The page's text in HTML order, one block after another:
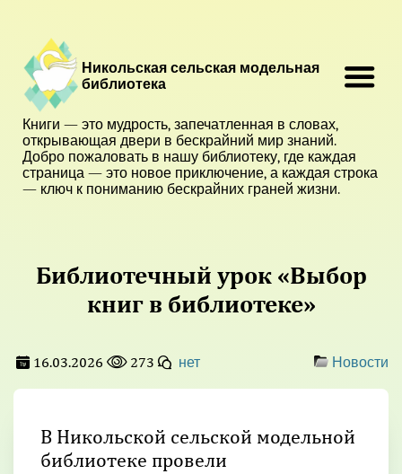
Никольская сельская модельная
библиотека
Книги — это мудрость, запечатленная в словах,
открывающая двери в бескрайний мир знаний.
Добро пожаловать в нашу библиотеку, где каждая
страница — это новое приключение, а каждая строка
— ключ к пониманию бескрайних граней жизни.
Библиотечный урок «Выбор
книг в библиотеке»
16.03.2026 273 нет Новости
В Никольской сельской модельной
библиотеке провели